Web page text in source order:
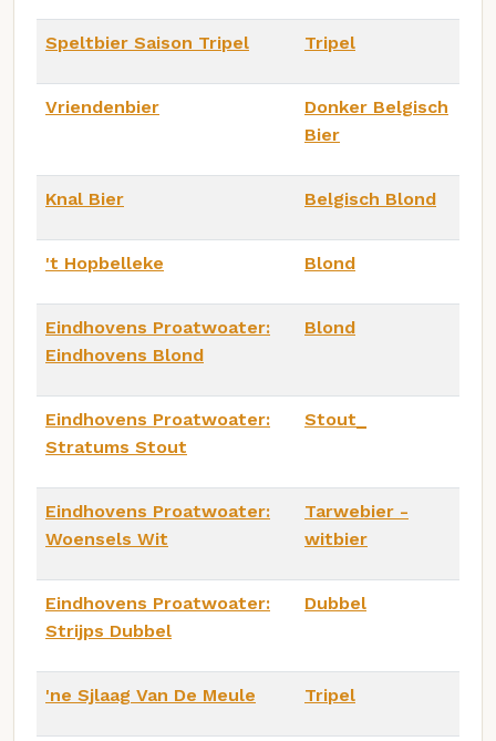
Speltbier Saison Tripel Tripel
Vriendenbier
Donker Belgisch
Bier
Knal Bier Belgisch Blond
't Hopbelleke Blond
Eindhovens Proatwoater:
Eindhovens Blond
Blond
Eindhovens Proatwoater:
Stratums Stout
Stout_
Eindhovens Proatwoater:
Woensels Wit
Tarwebier -
witbier
Eindhovens Proatwoater:
Strijps Dubbel
Dubbel
'ne Sjlaag Van De Meule Tripel